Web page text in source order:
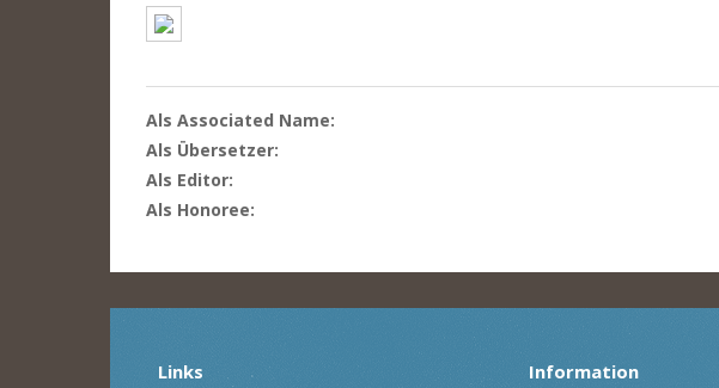
Als Associated Name:
Als Übersetzer:
Als Editor:
Als Honoree:
Links Information